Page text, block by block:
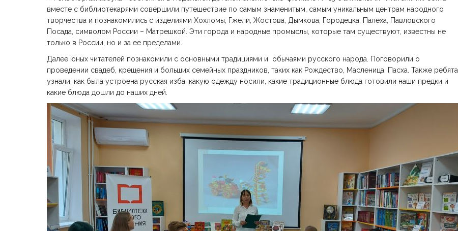
вместе с библиотекарями совершили путешествие по самым знаменитым, самым уникальным центрам народного
творчества и познакомились с изделиями Хохломы, Гжели, Жостова, Дымкова, Городецка, Палеха, Павловского
Посада, символом России – Матрешкой. Эти города и народные промыслы, которые там существуют, известны не
только в России, но и за ее пределами.
Далее юных читателей познакомили с основными традициями и обычаями русского народа. Поговорили о
проведении свадеб, крещения и больших семейных праздников, таких как Рождество, Масленица, Пасха. Также ребята
узнали, как была устроена русская изба, какую одежду носили, какие традиционные блюда готовили наши предки и
какие блюда дошли до наших дней.